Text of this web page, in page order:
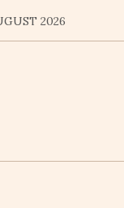
2026